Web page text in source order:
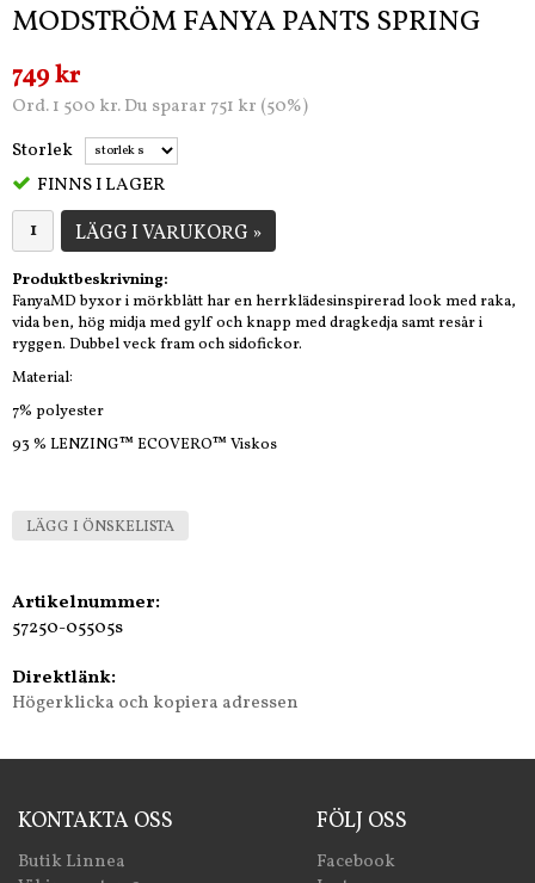
MODSTRÖM FANYA PANTS SPRING
749 kr
Ord. 1 500 kr. Du sparar 751 kr (50%)
Storlek
FINNS I LAGER
LÄGG I VARUKORG »
Produktbeskrivning:
FanyaMD byxor i mörkblått har en herrklädesinspirerad look med raka,
vida ben, hög midja med gylf och knapp med dragkedja samt resår i
ryggen. Dubbel veck fram och sidofickor.
Material:
7% polyester
93 % LENZING™ ECOVERO™ Viskos
LÄGG I ÖNSKELISTA
Artikelnummer:
57250-05505s
Direktlänk:
Högerklicka och kopiera adressen
KONTAKTA OSS
Butik Linnea
FÖLJ OSS
Facebook